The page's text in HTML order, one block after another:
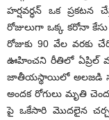
హర్షవర్ధన్ ఒక
రోజులుగా ఒక్క కరోనా
రోజుకు 90 వేల వరకు
ఊహించని రీతిలో ఏప్రిల్
జాతీయస్థాయిలో అలజడి
అందక రోగులు మృతి
పై ఒకేసారి మొదలైన